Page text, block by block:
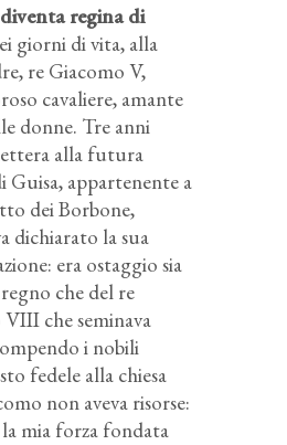
regina di
giorni di vita, alla
re Giacomo V,
cavaliere, amante
donne. Tre anni
alla futura
Guisa, appartenente a
dei Borbone,
dichiarato la sua
era ostaggio sia
che del re
che seminava
i nobili
fedele alla chiesa
non aveva risorse:
mia forza fondata